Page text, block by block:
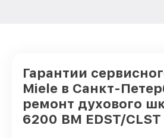
Гарантии
Miele в Санкт-
ремонт духового
6200 BM EDST/CLST